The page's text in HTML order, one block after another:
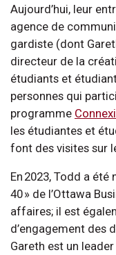
Aujourd’hui, leur
agence de
gardiste (dont
directeur de la
étudiants et
personnes qui
programme
les étudiantes et
font des visites sur
En 2023, Todd a
40 » de l’Ottawa
affaires; il est
d’engagement des
Gareth est un